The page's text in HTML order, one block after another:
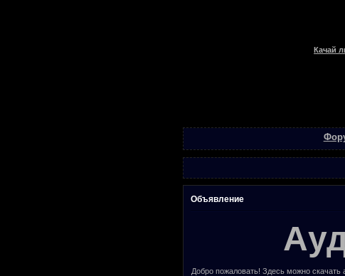
Качай
Объявление
Добро пожаловать! Здесь можно скачать